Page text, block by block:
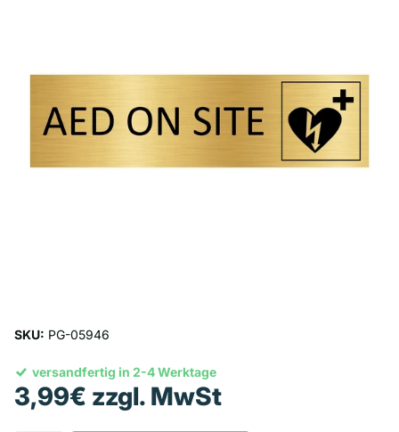
SKU: PG-05946
versandfertig in 2-4 Werktage
3,99€ zzgl. MwSt